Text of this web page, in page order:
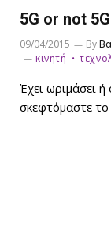
5G or not
09/04/2015 By
κινητή
Έχει ωριμάσει
σκεφτόμαστε το